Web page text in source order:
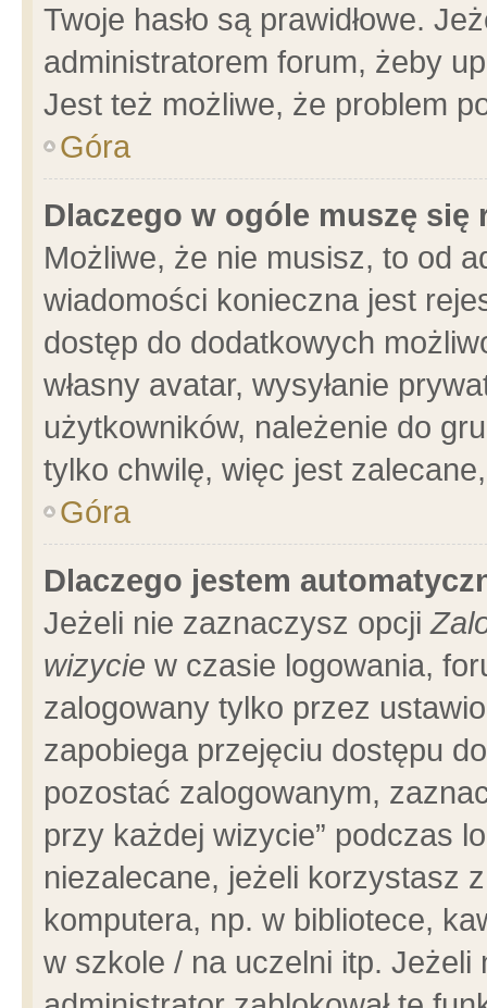
Twoje hasło są prawidłowe.
administratorem forum, żeby
Jest też możliwe, że problem
Góra
Dlaczego w ogóle muszę się
Możliwe, że nie musisz, to od
wiadomości konieczna jest
dostęp do dodatkowych
własny avatar, wysyłanie
użytkowników, należenie do
tylko chwilę, więc jest
Góra
Dlaczego jestem
Jeżeli nie zaznaczysz opcji
wizycie w czasie logowania,
zalogowany tylko przez
zapobiega przejęciu dostępu
pozostać zalogowanym,
przy każdej wizycie” podczas
niezalecane, jeżeli korzystasz
komputera, np. w bibliotece,
w szkole / na uczelni itp.